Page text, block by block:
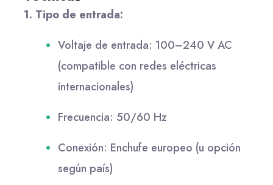
1. Tipo de entrada:
Voltaje de entrada: 100–240 V AC
(compatible con redes eléctricas
internacionales)
Frecuencia: 50/60 Hz
Conexión: Enchufe europeo (u opción
según país)